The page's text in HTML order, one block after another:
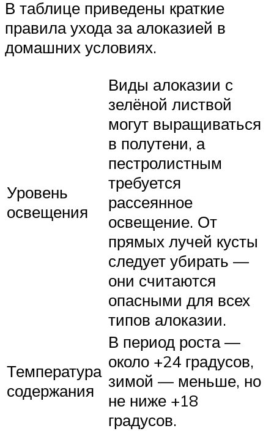
В таблице приведены краткие
правила ухода за алоказией в
домашних условиях.
Уровень
освещения
Виды алоказии с
зелёной листвой
могут выращиваться
в полутени, а
пестролистным
требуется
рассеянное
освещение. От
прямых лучей кусты
следует убирать —
они считаются
опасными для всех
типов алоказии.
Температура
содержания
В период роста —
около +24 градусов,
зимой — меньше, но
не ниже +18
градусов.